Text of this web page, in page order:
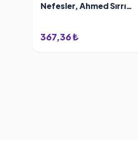
Nefesler, Ahmed Sırrı
367,36 ₺